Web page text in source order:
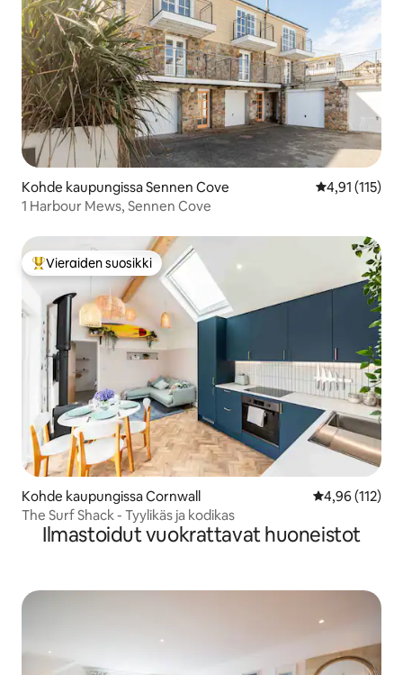
Kohde kaupungissa Sennen Cove
4,91 (115)
1 Harbour Mews, Sennen Cove
Vieraiden suosikkien parhaimmistoa
Vieraiden suosikki
Kohde kaupungissa Cornwall
4,96 (112)
The Surf Shack - Tyylikäs ja kodikas
Ilmastoidut vuokrattavat huoneistot